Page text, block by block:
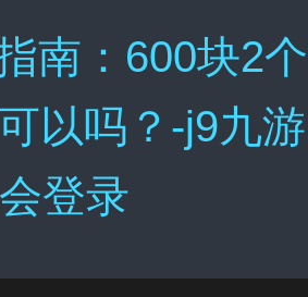
南：600块2个
以吗？-j9九游
会登录